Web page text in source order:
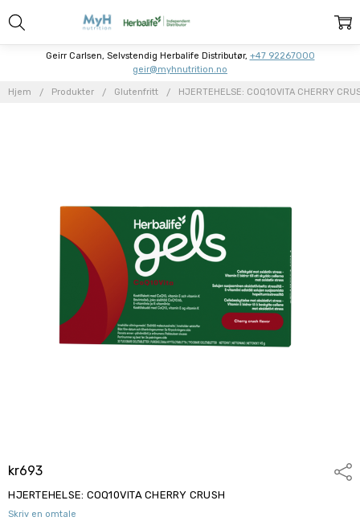
Geirr Carlsen, Selvstendig Herbalife Distributør, +47 92267000
geir@myhnutrition.no
Hjem Produkter Glutenfritt HJERTEHELSE: COQ10VITA CHERRY
kr693
Del
HJERTEHELSE: COQ10VITA CHERRY CRUSH
Skriv en omtale